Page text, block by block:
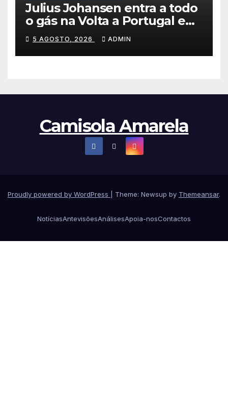
Julius Johansen entra a todo
o gás na Volta a Portugal e
lidera dobradinha da UAE
Team Emirates em Lisboa
5 AGOSTO, 2026 ADMIN
Camisola Amarela
Proudly powered by WordPress Theme: Newsup by Themeansar.
NotíciasAntevisõesAnálisesApoia-nosContactos